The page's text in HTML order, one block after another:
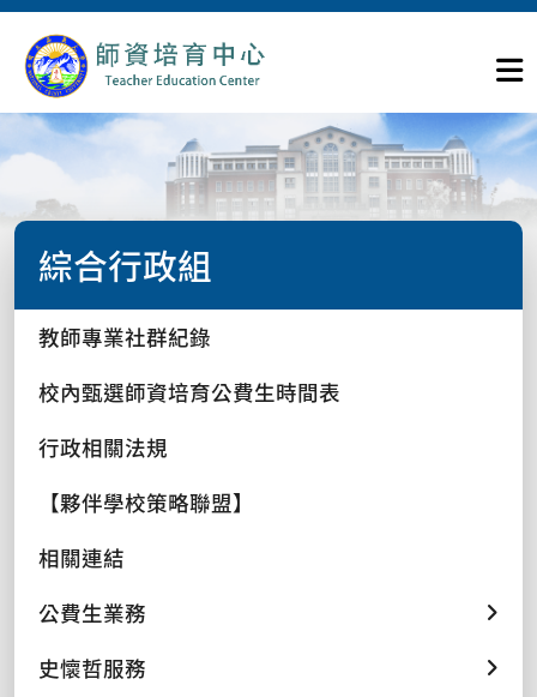
綜合行政組
教師專業社群紀錄
校內甄選師資培育公費生時間表
行政相關法規
【夥伴學校策略聯盟】
相關連結
公費生業務
史懷哲服務